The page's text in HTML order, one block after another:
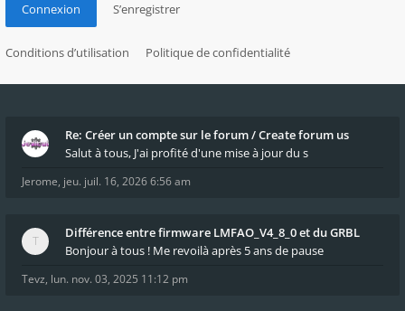
Connexion S’enregistrer
Conditions d’utilisation Politique de confidentialité
Re: Créer un compte sur le forum / Create forum us
Salut à tous, J'ai profité d'une mise à jour du s
Jerome, jeu. juil. 16, 2026 6:56 am
Différence entre firmware LMFAO_V4_8_0 et du GRBL
Bonjour à tous ! Me revoilà après 5 ans de pause
Tevz, lun. nov. 03, 2025 11:12 pm